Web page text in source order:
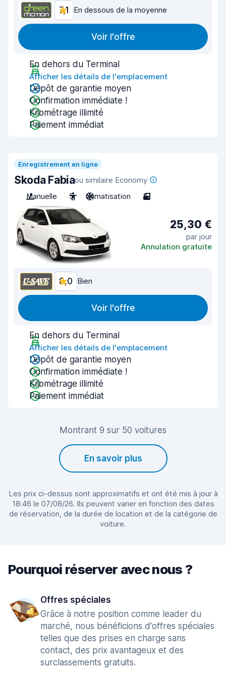
7,1 En dessous de la moyenne
Voir l'offre
En dehors du Terminal
Afficher les détails de l'emplacement
Dépôt de garantie moyen
Confirmation immédiate !
Kilométrage illimité
Paiement immédiat
Enregistrement en ligne
Skoda Fabiaou similaire Economy
Manuelle
5 Climatisation 3
25,30 €
par jour
Annulation gratuite
8,0 Bien
Voir l'offre
En dehors du Terminal
Afficher les détails de l'emplacement
Dépôt de garantie moyen
Confirmation immédiate !
Kilométrage illimité
Paiement immédiat
Montrant 9 sur 50 voitures
En savoir plus
Les prix ci-dessus sont approximatifs et ont été mis à jour à
18:46 le 07/08/26. Ils peuvent varier en fonction des dates
de réservation, de la durée de location et de la catégorie de
voiture.
Pourquoi réserver avec nous ?
Offres spéciales
Grâce à notre position comme leader du
marché, nous bénéficions d'offres spéciales
telles que des prises en charge sans
contact, des prix avantageux et des
surclassements gratuits.